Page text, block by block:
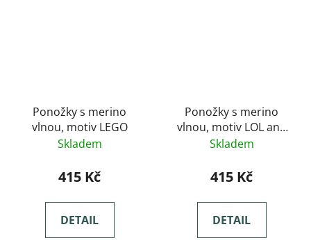
Ponožky s merino
vlnou, motiv LEGO
Skladem
415 Kč
DETAIL
Ponožky s merino
vlnou, motiv LOL and
WOW
Skladem
415 Kč
DETAIL